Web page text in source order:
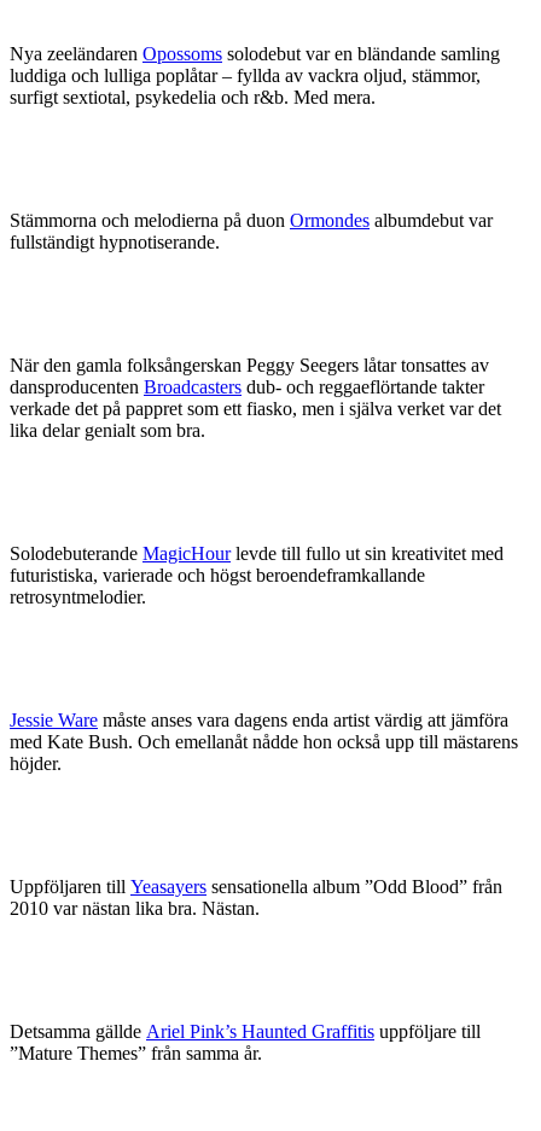
Nya zeeländaren Opossoms solodebut var en bländande samling
luddiga och lulliga poplåtar – fyllda av vackra oljud, stämmor,
surfigt sextiotal, psykedelia och r&b. Med mera.
Stämmorna och melodierna på duon Ormondes albumdebut var
fullständigt hypnotiserande.
När den gamla folksångerskan Peggy Seegers låtar tonsattes av
dansproducenten Broadcasters dub- och reggaeflörtande takter
verkade det på pappret som ett fiasko, men i själva verket var det
lika delar genialt som bra.
Solodebuterande MagicHourlevde till fullo ut sin kreativitet med
futuristiska, varierade och högst beroendeframkallande
retrosyntmelodier.
Jessie Ware måste anses vara dagens enda artist värdig att jämföra
med Kate Bush. Och emellanåt nådde hon också upp till mästarens
höjder.
Uppföljaren till Yeasayers sensationella album ”Odd Blood” från
2010 var nästan lika bra. Nästan.
Detsamma gällde Ariel Pink’s Haunted Graffitis uppföljare till
”Mature Themes” från samma år.